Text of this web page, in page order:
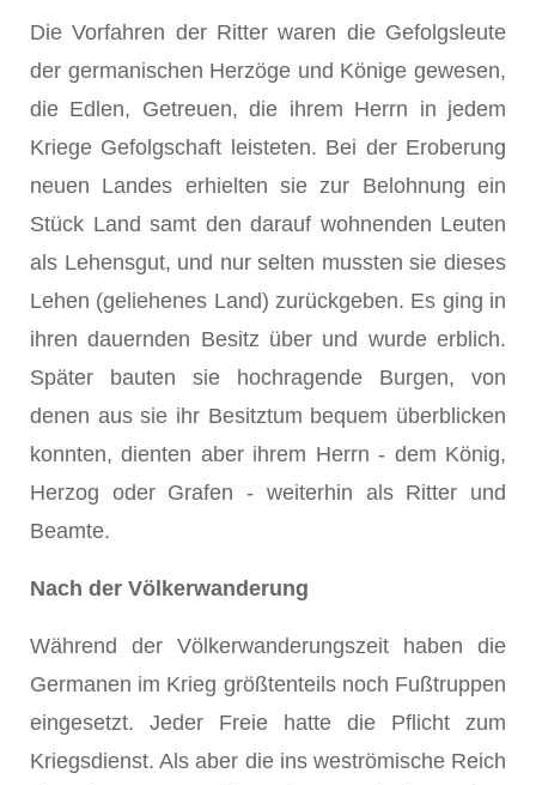
Die Vorfahren der Ritter waren die Gefolgsleute
der germanischen Herzöge und Könige gewesen,
die Edlen, Getreuen, die ihrem Herrn in jedem
Kriege Gefolgschaft leisteten. Bei der Eroberung
neuen Landes erhielten sie zur Belohnung ein
Stück Land samt den darauf wohnenden Leuten
als Lehensgut, und nur selten mussten sie dieses
Lehen (geliehenes Land) zurückgeben. Es ging in
ihren dauernden Besitz über und wurde erblich.
Später bauten sie hochragende Burgen, von
denen aus sie ihr Besitztum bequem überblicken
konnten, dienten aber ihrem Herrn - dem König,
Herzog oder Grafen - weiterhin als Ritter und
Beamte.
Nach der Völkerwanderung
Während der Völkerwanderungszeit haben die
Germanen im Krieg größtenteils noch Fußtruppen
eingesetzt. Jeder Freie hatte die Pflicht zum
Kriegsdienst. Als aber die ins weströmische Reich